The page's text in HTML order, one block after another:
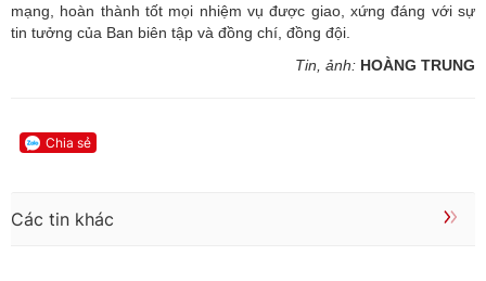
mạng, hoàn thành tốt mọi nhiệm vụ được giao, xứng đáng với sự
tin tưởng của Ban biên tập và đồng chí, đồng đội.
Tin, ảnh: HOÀNG TRUNG
Chia sẻ
Các tin khác